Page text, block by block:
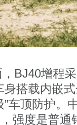
BJ40增程
身搭载内嵌
”车顶防护。
强度是普